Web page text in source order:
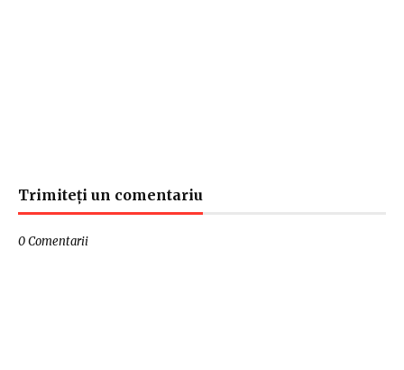
Trimiteți un comentariu
0 Comentarii